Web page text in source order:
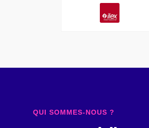
QUI SOMMES-NOUS ?